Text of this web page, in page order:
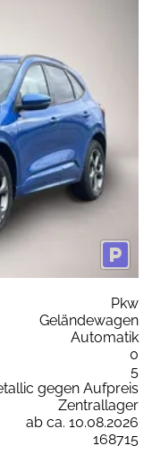
Pkw
Geländewagen
Automatik
0
5
gegen Aufpreis
Zentrallager
ab ca. 10.08.2026
168715